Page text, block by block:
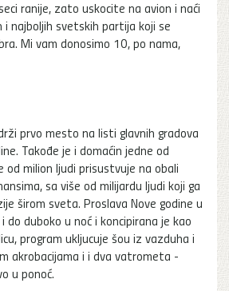
ranije, zato uskocite na avion i naći
i najboljih svetskih partija koji se
Mi vam donosimo 10, po nama,
prvo mesto na listi glavnih gradova
Takođe je i domaćin jedne od
od milion ljudi prisustvuje na obali
sa više od milijardu ljudi koji ga
širom sveta. Proslava Nove godine u
do duboko u noć i koncipirana je kao
program ukljucuje šou iz vazduha i
akrobacijama i i dva vatrometa -
u ponoć.